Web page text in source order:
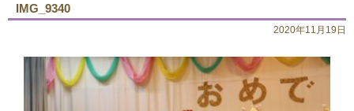
IMG_9340
2020年11月19日